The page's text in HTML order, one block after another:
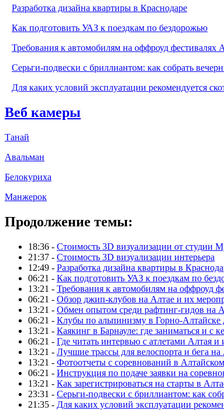
Разработка дизайна квартиры в Краснодаре
Как подготовить УАЗ к поездкам по бездорожью
Требования к автомобилям на оффроуд фестивалях
Серьги-подвески с бриллиантом: как собрать
Для каких условий эксплуатации рекомендуется
Веб камеры
Танай
Авальман
Белокуриха
Манжерок
Продолжение темы:
18:36 - Стоимость 3D визуализации от студии
21:37 - Стоимость 3D визуализации интерьера
12:49 - Разработка дизайна квартиры в
06:21 - Как подготовить УАЗ к поездкам по
13:21 - Требования к автомобилям на оффроуд
06:21 - Обзор джип-клубов на Алтае и их
13:21 - Обмен опытом среди рафтинг-гидов на
06:21 - Клубы по альпинизму в Горно-
13:21 - Каякинг в Барнауле: где заниматься и с
06:21 - Где читать интервью с атлетами Алтая и
13:21 - Лучшие трассы для велоспорта и бега на
13:21 - Фотоотчеты с соревнований в Алтайском
06:21 - Инструкция по подаче заявки на
13:21 - Как зарегистрироваться на старты в
23:31 - Серьги-подвески с бриллиантом: как
21:35 - Для каких условий эксплуатации